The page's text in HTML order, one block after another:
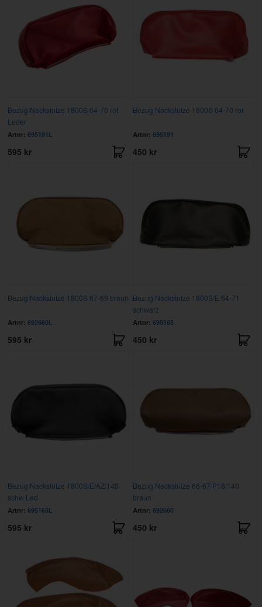
Bezug Nackstütze 1800S 64-70 rot
Leder
Artnr: 695191L
595 kr
Bezug Nackstütze 1800S 64-70 rot
Artnr: 695191
450 kr
Bezug Nackstütze 1800S 67-69 braun
Artnr: 692660L
595 kr
Bezug Nackstütze 1800S/E 64-71
schwarz
Artnr: 695165
450 kr
Bezug Nackstütze 1800S/E/AZ/140
schw Led
Artnr: 695165L
595 kr
Bezug Nackstütze 66-67/P18/140
braun
Artnr: 692660
450 kr